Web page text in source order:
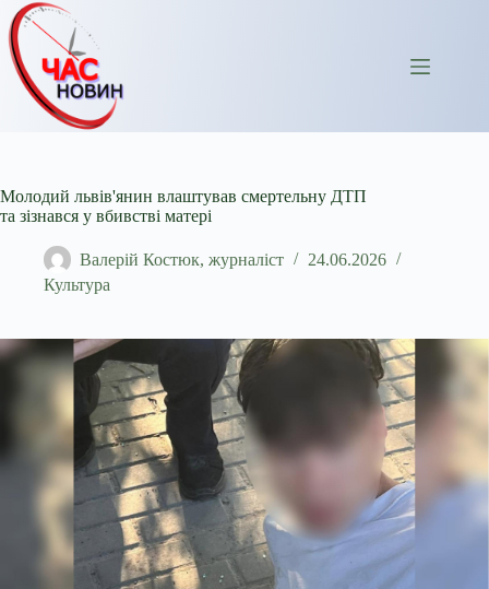
Перейти
до
вмісту
Молодий львів'янин влаштував смертельну ДТП
та зізнався у вбивстві матері
Валерій Костюк, журналіст
24.06.2026
Культура